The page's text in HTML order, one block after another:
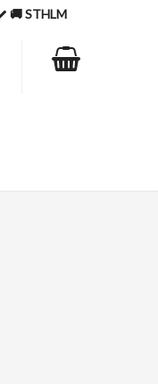
🚚 STHLM